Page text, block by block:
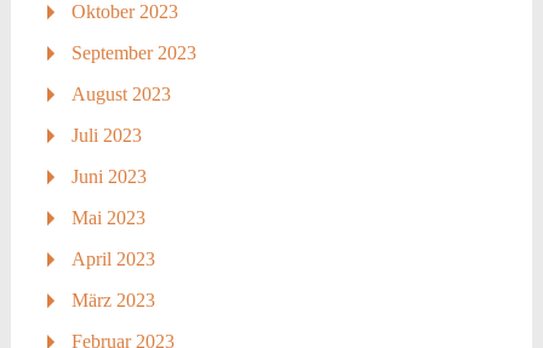
Oktober 2023
September 2023
August 2023
Juli 2023
Juni 2023
Mai 2023
April 2023
März 2023
Februar 2023